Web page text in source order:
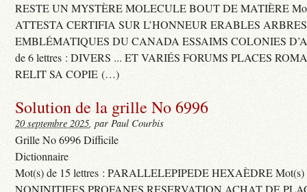
RESTE UN MYSTÈRE MOLECULE BOUT DE MATIÈRE
ATTESTA CERTIFIA SUR L’HONNEUR ERABLES ARBRES
EMBLÉMATIQUES DU CANADA ESSAIMS COLONIES
de 6 lettres : DIVERS ... ET VARIÉS FORUMS PLACES
RELIT SA COPIE (…)
Solution de la grille No 6996
20 septembre 2025, par Paul Courbis
Grille No 6996 Difficile
Dictionnaire
Mot(s) de 15 lettres : PARALLELEPIPEDE HEXAÈDRE Mot(s)